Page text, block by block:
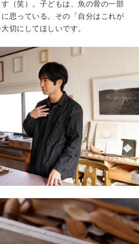
（笑）。子どもは、魚の骨の一部
思っている。その「自分はこれが
切にしてほしいです。